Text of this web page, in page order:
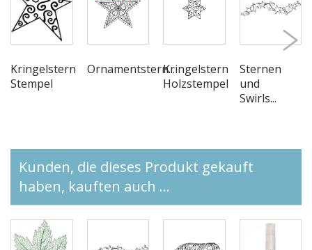
Kringelstern
Stempel
Ornamentstern...Kringelstern
Holzstempel
Sternen
und
Swirls...
Kunden, die dieses Produkt gekauft
haben, kauften auch ...